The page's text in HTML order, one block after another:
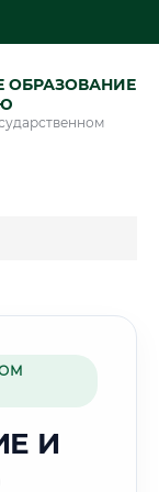
ОБРАЗОВАНИЕ
И